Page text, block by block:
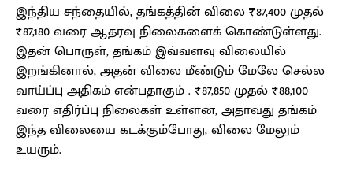
இந்திய சந்தையில், தங்கத்தின் விலை ₹87,400 முதல்
₹87,180 வரை ஆதரவு நிலைகளைக் கொண்டுள்ளது.
இதன் பொருள், தங்கம் இவ்வளவு விலையில்
இறங்கினால், அதன் விலை மீண்டும் மேலே செல்ல
வாய்ப்பு அதிகம் என்பதாகும் . ₹87,850 முதல் ₹88,100
வரை எதிர்ப்பு நிலைகள் உள்ளன, அதாவது தங்கம்
இந்த விலையை கடக்கும்போது, விலை மேலும்
உயரும்.